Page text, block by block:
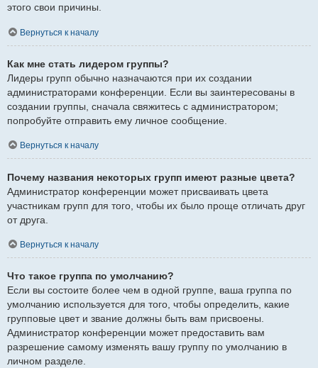
этого свои причины.
Вернуться к началу
Как мне стать лидером группы?
Лидеры групп обычно назначаются при их создании
администраторами конференции. Если вы заинтересованы в
создании группы, сначала свяжитесь с администратором;
попробуйте отправить ему личное сообщение.
Вернуться к началу
Почему названия некоторых групп имеют разные цвета?
Администратор конференции может присваивать цвета
участникам групп для того, чтобы их было проще отличать друг
от друга.
Вернуться к началу
Что такое группа по умолчанию?
Если вы состоите более чем в одной группе, ваша группа по
умолчанию используется для того, чтобы определить, какие
групповые цвет и звание должны быть вам присвоены.
Администратор конференции может предоставить вам
разрешение самому изменять вашу группу по умолчанию в
личном разделе.